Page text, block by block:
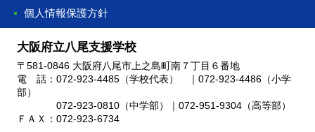
個人情報保護方針
大阪府立八尾支援学校
〒581-0846 大阪府八尾市上之島町南７丁目６番地
電 話：072-923-4485（学校代表） ｜072-923-4486（小学
部）
072-923-0810（中学部）｜072-951-9304（高等部）
ＦＡＸ：072-923-6734